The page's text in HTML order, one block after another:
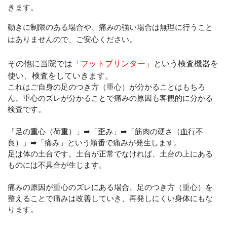
きます。
動きに制限のある場合や、痛みの強い場合は無理に行うこと
はありませんので、ご安心ください。
その他に当院では 「フットプリンター」 という検査機器を
使い、検査をしていきます。
これはご自身の足のつき方 （重心） が分かることはもちろ
ん、重心のズレが分かることで痛みの原因も客観的に分かる
検査です。
「足の重心（荷重）」➡「歪み」➡「筋肉の硬さ（血行不
良）」➡「痛み」という順番で痛みが発生します。
足は体の土台です。土台が正常でなければ、土台の上にある
ものには不具合が生じます。
痛みの原因が重心のズレにある場合、足のつき方（重心）を
整えることで痛みは改善していき、再発しにくい身体にもな
ります。